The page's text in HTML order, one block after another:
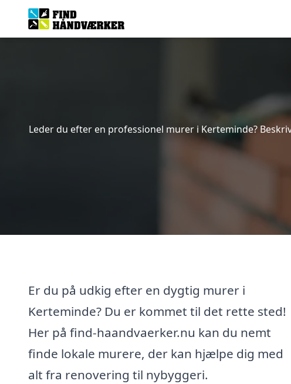
Leder du efter en professionel murer i Kerteminde?
Er du på udkig efter en dygtig murer i
Kerteminde? Du er kommet til det rette sted!
Her på find-haandvaerker.nu kan du nemt
finde lokale murere, der kan hjælpe dig med
alt fra renovering til nybyggeri.